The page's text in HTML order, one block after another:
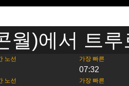
월)에서 트
노선 가장 빠른
07:32
노선 가장 빠른